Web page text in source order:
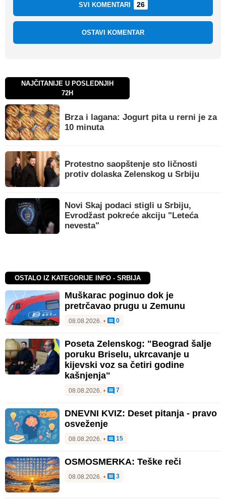
SVI KOMENTARI 26
OSTAVI KOMENTAR
NAJČITANIJE U POSLEDNJIH
72H
Brza i lagana: Jogurt pita u rerni je za
10 minuta
Protestno saopštenje sto ličnosti
protiv dolaska Zelenskog u Srbiju
Novi Skaj podaci stigli u Srbiju,
Evrodžast pokreće akciju "Leteća
nevesta"
OSTALO IZ KATEGORIJE INFO - SRBIJA
Muškarac poginuo dok je
pretrčavao prugu u Zemunu
08.08.2026. • 0
Poseta Zelenskog: "Beograd šalje
poruku Briselu, ukrcavanje u
kijevski voz sa četiri godine
kašnjenja"
08.08.2026. • 7
DNEVNI KVIZ: Deset pitanja - pravo
osveženje
08.08.2026. • 15
OSMOSMERKA: Teške reči
08.08.2026. • 3